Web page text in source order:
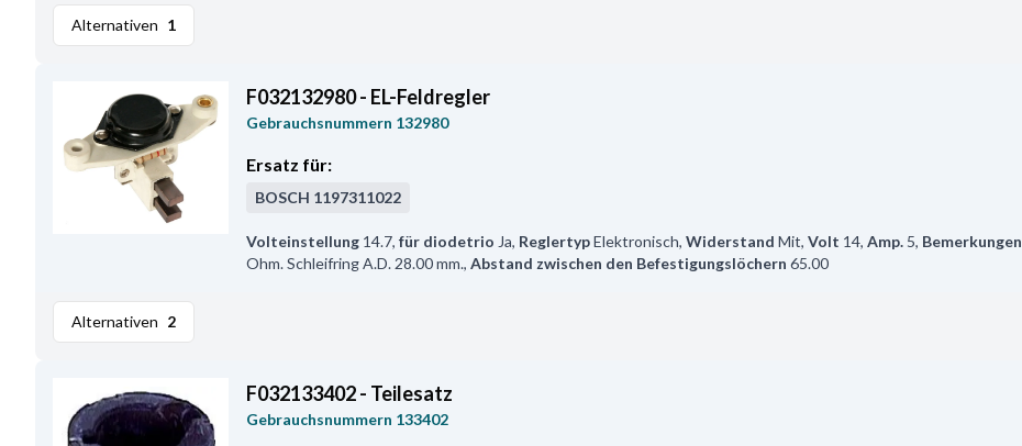
Alternativen 1
F032132980 - EL-Feldregler
Gebrauchsnummern 132980
Ersatz für:
BOSCH 1197311022
Volteinstellung 14.7, für diodetrio Ja, ReglertypElektronisch, Widerstand Mit, Volt 14, Amp. 5, Bemerkungen
Ohm. Schleifring A.D. 28.00 mm., Abstand zwischen den Befestigungslöchern 65.00
Alternativen 2
F032133402 - Teilesatz
Gebrauchsnummern 133402